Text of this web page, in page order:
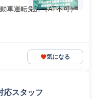
車運転免許（AT不可）
気になる
応スタッフ